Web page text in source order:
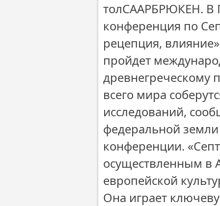
толСААРБРЮКЕН. В
конференция по
рецепция,
пройдет
древнегреческому
всего мира
исследований,
федеральной
конференции.
осуществленным в
европейской
Она играет